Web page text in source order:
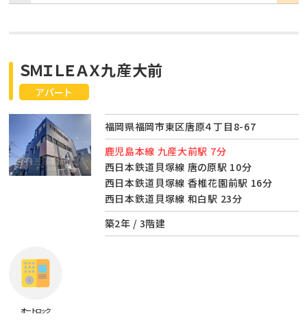
アパート
ＳＭＩＬＥＡＸ九産大前
福岡県福岡市東区唐原４丁目8-67
鹿児島本線 九産大前駅 7分
西日本鉄道貝塚線 唐の原駅 10分
西日本鉄道貝塚線 香椎花園前駅 16分
西日本鉄道貝塚線 和白駅 23分
築2年 / 3階建
オートロック